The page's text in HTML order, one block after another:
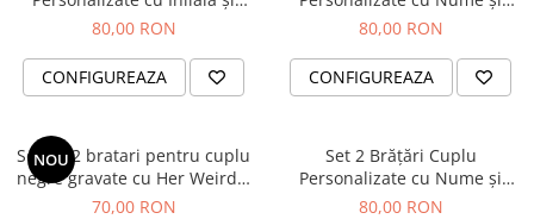
80,00 RON
CONFIGUREAZA
80,00 RON
CONFIGUREAZA
NOU
Set de 2 bratari pentru cuplu
negre gravate cu Her Weirdo,
His Crazy
70,00 RON
Set 2 Brățări Cuplu
Personalizate cu Nume și
Dată – Inox Waterproof -
80,00 RON